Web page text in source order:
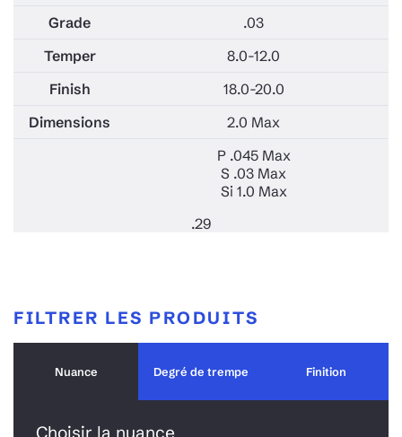
.03
8.0-12.0
18.0-20.0
2.0 Max
P .045 Max
S .03 Max
Si 1.0 Max
.29
FILTRER LES PRODUITS
Nuance Degré de trempe Finition